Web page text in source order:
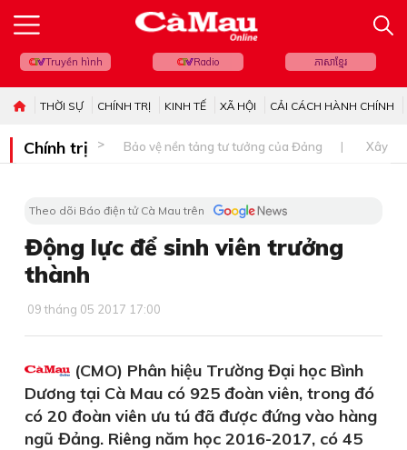
Truyền hình Radio ភាសាខ្មែរ
THỜI SỰ CHÍNH TRỊ KINH TẾ XÃ HỘI CẢI CÁCH HÀNH CHÍNH
Chính trị Bảo vệ nền tảng tư tưởng của Đảng Xây
Theo dõi Báo điện tử Cà Mau trên
Động lực để sinh viên trưởng
thành
09 tháng 05 2017 17:00
(CMO) Phân hiệu Trường Đại học Bình
Dương tại Cà Mau có 925 đoàn viên, trong đó
có 20 đoàn viên ưu tú đã được đứng vào hàng
ngũ Đảng. Riêng năm học 2016-2017, có 45